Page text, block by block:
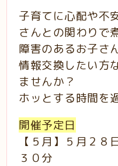
子育てに心配や不
さんとの関わりで
障害のあるお子さ
情報交換したい方
ませんか？
ホッとする時間を
開催予定日
【５月】５月２８
３０分